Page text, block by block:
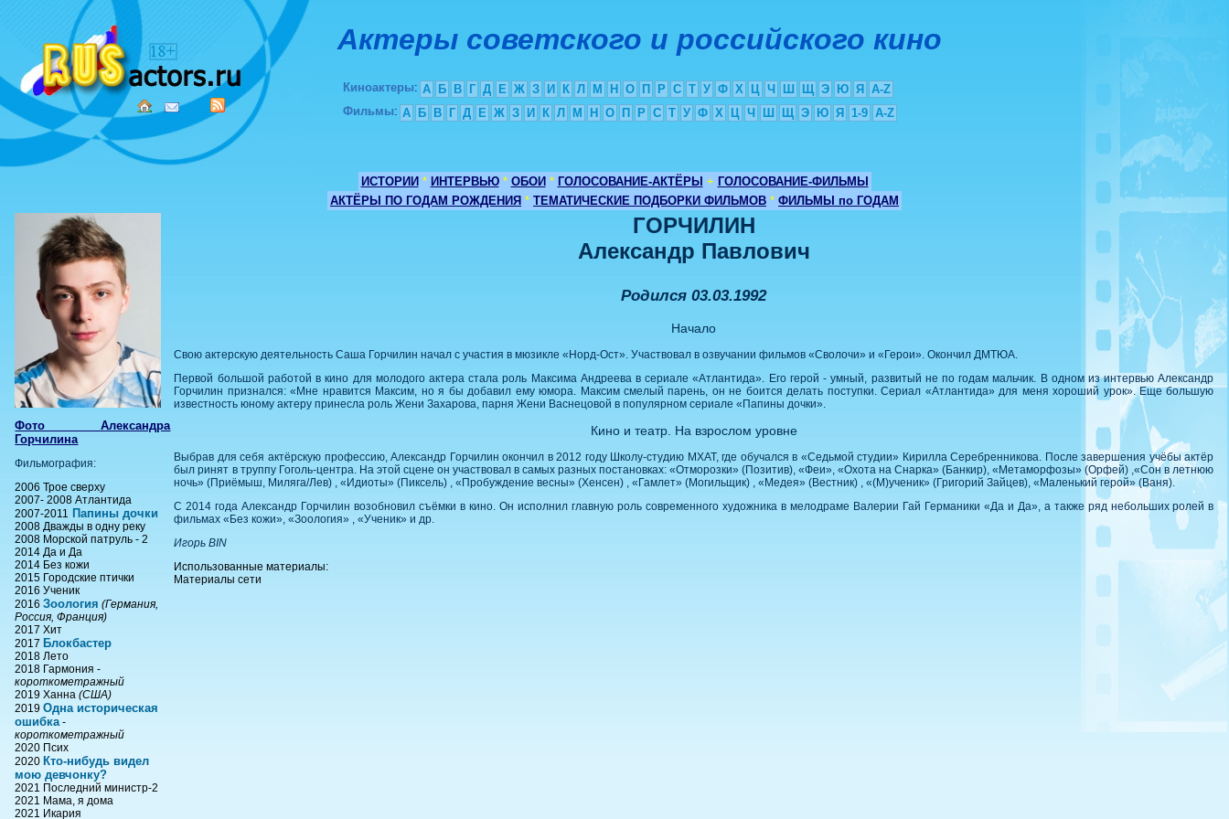
Актеры советского и российского кино
Киноактеры: А Б В Г Д Е Ж З И К Л М Н О П Р С Т У Ф Х Ц Ч Ш Щ Э Ю Я
A-Z
Фильмы: А Б В Г Д Е Ж З И К Л М Н О П Р С Т У Ф Х Ц Ч Ш Щ Э Ю Я 1-9 A-Z
ИСТОРИИ * ИНТЕРВЬЮ * ОБОИ * ГОЛОСОВАНИЕ-АКТЁРЫ + ГОЛОСОВАНИЕ-ФИЛЬМЫ
АКТЁРЫ ПО ГОДАМ РОЖДЕНИЯ * ТЕМАТИЧЕСКИЕ ПОДБОРКИ ФИЛЬМОВ * ФИЛЬМЫ по ГОДАМ
Фото Александра
Горчилина
Фильмография:
2006 Трое сверху
2007- 2008 Атлантида
2007-2011 Папины дочки
2008 Дважды в одну реку
2008 Морской патруль - 2
2014 Да и Да
2014 Без кожи
2015 Городские птички
2016 Ученик
2016Зоология (Германия,
Россия, Франция)
2017 Хит
2017 Блокбастер
2018 Лето
2018 Гармония -
короткометражный
2019 Ханна(США)
2019Одна историческая
ошибка-
короткометражный
2020 Псих
2020 Кто-нибудь видел
мою девчонку?
2021 Последний министр-2
2021 Мама, я дома
2021 Икария
ГОРЧИЛИН
Александр Павлович
Родился 03.03.1992
Начало
Свою актерскую деятельность Саша Горчилин начал с участия в мюзикле «Норд-Ост». Участвовал в озвучании фильмов «Сволочи» и «Герои». Окончил ДМТЮА.
Первой большой работой в кино для молодого актера стала роль Максима Андреева в сериале «Атлантида». Его герой - умный, развитый не по годам мальчик. В одном из интервью Александр
Горчилин признался: «Мне нравится Максим, но я бы добавил ему юмора. Максим смелый парень, он не боится делать поступки. Сериал «Атлантида» для меня хороший урок». Еще большую
известность юному актеру принесла роль Жени Захарова, парня Жени Васнецовой в популярном сериале «Папины дочки».
Кино и театр. На взрослом уровне
Выбрав для себя актёрскую профессию, Александр Горчилин окончил в 2012 году Школу-студию МХАТ, где обучался в «Седьмой студии» Кирилла Серебренникова. После завершения учёбы актёр
был ринят в труппу Гоголь-центра. На этой сцене он участвовал в самых разных постановках: «Отморозки» (Позитив), «Феи», «Охота на Снарка» (Банкир), «Метаморфозы» (Орфей) ,«Сон в летнюю
ночь» (Приёмыш, Миляга/Лев) , «Идиоты» (Пиксель) , «Пробуждение весны» (Хенсен) , «Гамлет» (Могильщик) , «Медея» (Вестник) , «(М)ученик» (Григорий Зайцев), «Маленький герой» (Ваня).
С 2014 года Александр Горчилин возобновил съёмки в кино. Он исполнил главную роль современного художника в мелодраме Валерии Гай Германики «Да и Да», а также ряд небольших ролей в
фильмах «Без кожи», «Зоология» , «Ученик» и др.
Игорь BIN
Использованные материалы:
Материалы сети